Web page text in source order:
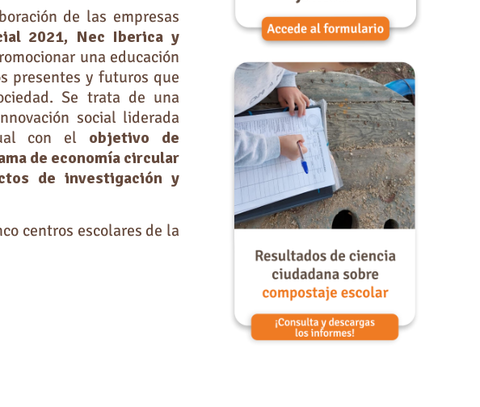
de las empresas
2021, Nec Iberica y
una educación
presentes y futuros que
Se trata de una
social liderada
con el objetivo de
de economía circular
de investigación y
centros escolares de la